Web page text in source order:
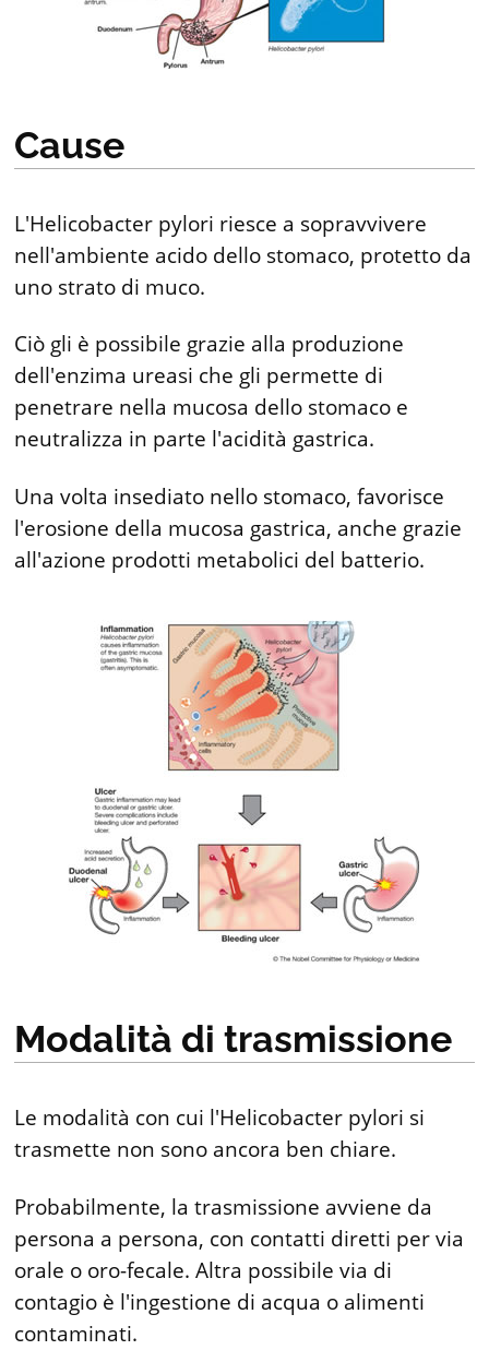
Cause
L'Helicobacter pylori riesce a sopravvivere
nell'ambiente acido dello stomaco, protetto da
uno strato di muco.
Ciò gli è possibile grazie alla produzione
dell'enzima ureasi che gli permette di
penetrare nella mucosa dello stomaco e
neutralizza in parte l'acidità gastrica.
Una volta insediato nello stomaco, favorisce
l'erosione della mucosa gastrica, anche grazie
all'azione prodotti metabolici del batterio.
Modalità di trasmissione
Le modalità con cui l'Helicobacter pylori si
trasmette non sono ancora ben chiare.
Probabilmente, la trasmissione avviene da
persona a persona, con contatti diretti per via
orale o oro-fecale. Altra possibile via di
contagio è l'ingestione di acqua o alimenti
contaminati.